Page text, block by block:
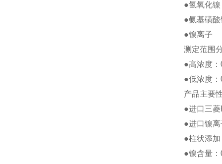
●氢氧化镍
●氨基磺
●镍离子
测定范围
●高浓度
●低浓度
产品主要
●进口三
●进口镍
●柱状添
●镍含量